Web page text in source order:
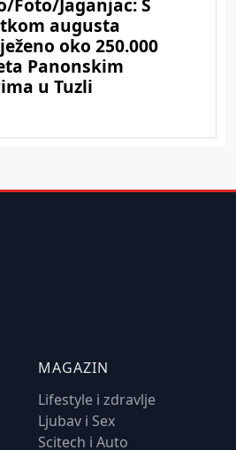
MAGAZIN
Lifestyle i zdravlje
Ljubav i Sex
Scitech i Auto